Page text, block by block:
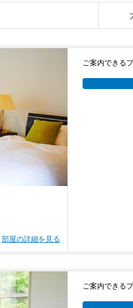
部屋の詳細を見る
ご案内できる
ご案内できる